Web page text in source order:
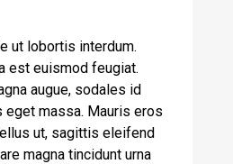
ut lobortis interdum.
est euismod feugiat.
augue, sodales id
eget massa. Mauris eros
ut, sagittis eleifend
magna tincidunt urna